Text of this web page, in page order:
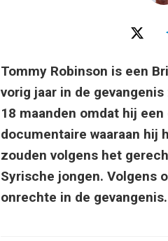
Tommy Robinson is een
vorig jaar in de
18 maanden omdat hij
documentaire waaraan hij
zouden volgens het
Syrische jongen. Volgens
onrechte in de gevangenis.